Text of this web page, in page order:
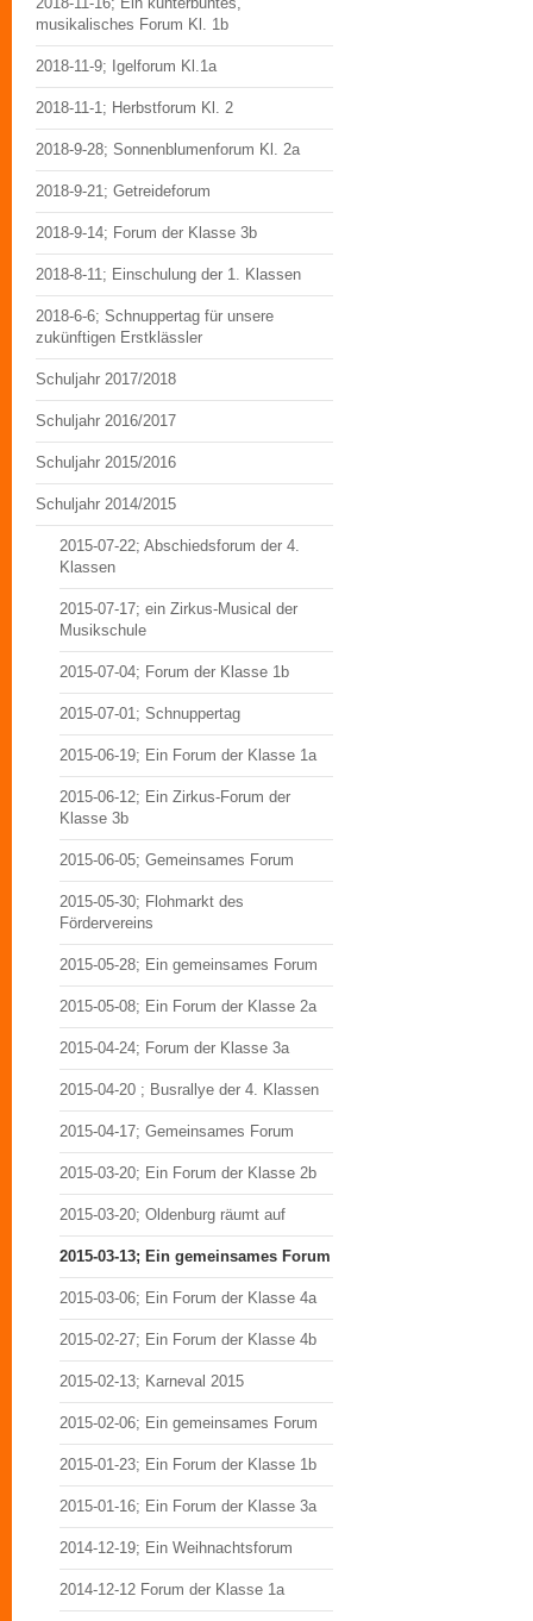
musikalisches Forum Kl. 1b
2018-11-9; Igelforum Kl.1a
2018-11-1; Herbstforum Kl. 2
2018-9-28; Sonnenblumenforum Kl. 2a
2018-9-21; Getreideforum
2018-9-14; Forum der Klasse 3b
2018-8-11; Einschulung der 1. Klassen
2018-6-6; Schnuppertag für unsere
zukünftigen Erstklässler
Schuljahr 2017/2018
Schuljahr 2016/2017
Schuljahr 2015/2016
Schuljahr 2014/2015
2015-07-22; Abschiedsforum der 4.
Klassen
2015-07-17; ein Zirkus-Musical der
Musikschule
2015-07-04; Forum der Klasse 1b
2015-07-01; Schnuppertag
2015-06-19; Ein Forum der Klasse 1a
2015-06-12; Ein Zirkus-Forum der
Klasse 3b
2015-06-05; Gemeinsames Forum
2015-05-30; Flohmarkt des
Fördervereins
2015-05-28; Ein gemeinsames Forum
2015-05-08; Ein Forum der Klasse 2a
2015-04-24; Forum der Klasse 3a
2015-04-20 ; Busrallye der 4. Klassen
2015-04-17; Gemeinsames Forum
2015-03-20; Ein Forum der Klasse 2b
2015-03-20; Oldenburg räumt auf
2015-03-13; Ein gemeinsames Forum
2015-03-06; Ein Forum der Klasse 4a
2015-02-27; Ein Forum der Klasse 4b
2015-02-13; Karneval 2015
2015-02-06; Ein gemeinsames Forum
2015-01-23; Ein Forum der Klasse 1b
2015-01-16; Ein Forum der Klasse 3a
2014-12-19; Ein Weihnachtsforum
2014-12-12 Forum der Klasse 1a